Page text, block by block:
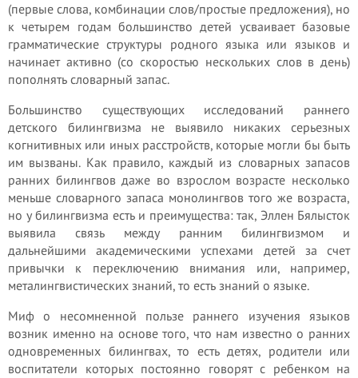
(первые слова, комбинации слов/простые предложения), но
к четырем годам большинство детей усваивает базовые
грамматические структуры родного языка или языков и
начинает активно (со скоростью нескольких слов в день)
пополнять словарный запас.
Большинство существующих исследований раннего
детского билингвизма не выявило никаких серьезных
когнитивных или иных расстройств, которые могли бы быть
им вызваны. Как правило, каждый из словарных запасов
ранних билингвов даже во взрослом возрасте несколько
меньше словарного запаса монолингвов того же возраста,
но у билингвизма есть и преимущества: так, Эллен Бялысток
выявила связь между ранним билингвизмом и
дальнейшими академическими успехами детей за счет
привычки к переключению внимания или, например,
металингвистических знаний, то есть знаний о языке.
Миф о несомненной пользе раннего изучения языков
возник именно на основе того, что нам известно о ранних
одновременных билингвах, то есть детях, родители или
воспитатели которых постоянно говорят с ребенком на